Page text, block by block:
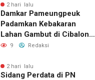
2 hari lalu
Damkar Pameungpeuk
Padamkan Kebakaran
Lahan Gambut di Cibalong,
Permukiman Warga
9 Redaksi
2 hari lalu
Sidang Perdata di PN